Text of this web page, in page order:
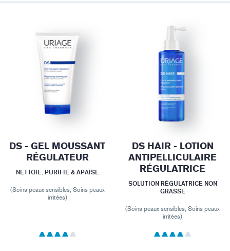
DS - GEL MOUSSANT
RÉGULATEUR
NETTOIE, PURIFIE & APAISE
(Soins peaux sensibles, Soins peaux
irritées)
DS HAIR - LOTION
ANTIPELLICULAIRE
RÉGULATRICE
SOLUTION RÉGULATRICE NON
GRASSE
(Soins peaux sensibles, Soins peaux
irritées)